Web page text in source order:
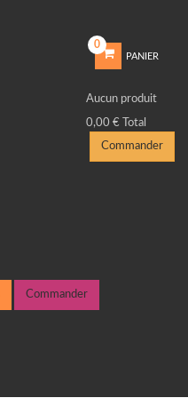
0
PANIER
Aucun produit
0,00 €
Total
Commander
Commander